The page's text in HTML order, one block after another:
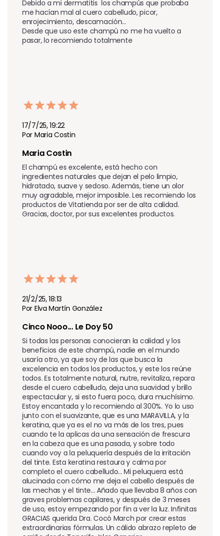
Debido a mi dermatitis  los champús que probaba
me hacían mal al cuero cabelludo, picor,
enrojecimiento, descamación...
Desde que uso este champú no me ha vuelto a
pasar, lo recomiendo totalmente
17/7/25, 19:22
Por Maria Costin
Maria Costin
El champú es excelente, está hecho con
ingredientes naturales que dejan el pelo limpio,
hidratado, suave y sedoso. Además, tiene un olor
muy agradable, mejor imposible. Les recomiendo los
productos de Vitatienda por ser de alta calidad.
Gracias, doctor, por sus excelentes productos.
21/2/25, 18:13
Por Elva Martín González
Cinco Nooo... Le Doy 50
Si todas las personas conocieran la calidad y los
beneficios de este champú, nadie en el mundo
usaría otro, ya que soy de las que busca la
excelencia en todos los productos, y este los reúne
todos. Es totalmente natural, nutre, revitaliza, repara
desde el cuero cabelludo, deja una suavidad y brillo
espectacular y, si esto fuera poco, dura muchísimo.
Estoy encantada y lo recomiendo al 300%. Yo lo uso
junto con el suavizante, que es una MARAVILLA, y la
keratina, que ya es el no va más de los tres, pues
cuando te la aplicas da una sensación de frescura
en la cabeza que es una pasada, y sobre todo
cuando voy a la peluquería después de la irritación
del tinte. Esta keratina restaura y calma por
completo el cuero cabelludo... Mi peluquera está
alucinada con cómo me deja el cabello después de
las mechas y el tinte... Añado que llevaba 8 años con
graves problemas capilares, y después de 3 meses
de uso, estoy empezando por fin a ver la luz. Infinitas
GRACIAS querida Dra. Cocó March por crear estas
extraordinarias fórmulas. Un cálido abrazo repleto de